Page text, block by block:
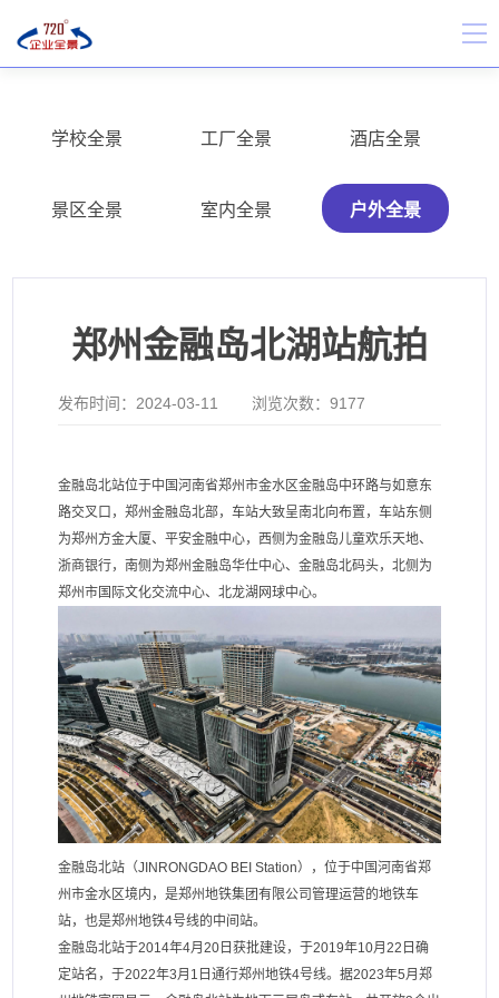
学校全景 工厂全景 酒店全景
景区全景 室内全景 户外全景
郑州金融岛北湖站航拍
发布时间： 2024-03-11 浏览次数：9177
金融岛北站位于中国河南省郑州市金水区金融岛中环路与如意东
路交叉口，郑州金融岛北部，车站大致呈南北向布置，车站东侧
为郑州方金大厦、平安金融中心，西侧为金融岛儿童欢乐天地、
浙商银行，南侧为郑州金融岛华仕中心、金融岛北码头，北侧为
郑州市国际文化交流中心、北龙湖网球中心。
金融岛北站（JINRONGDAO BEI Station），位于中国河南省郑
州市金水区境内，是郑州地铁集团有限公司管理运营的地铁车
站，也是郑州地铁4号线的中间站。
金融岛北站于2014年4月20日获批建设，于2019年10月22日确
定站名，于2022年3月1日通行郑州地铁4号线。据2023年5月郑